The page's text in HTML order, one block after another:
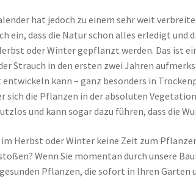
hat jedoch zu einem sehr weit
ein, dass die Natur schon alles erledigt und
oder Winter gepflanzt werden. Das ist
Strauch in den ersten zwei Jahren
kann – ganz besonders in
sich die Pflanzen in der absoluten
und kann sogar dazu führen, dass die
im Herbst oder Winter keine Zeit zum
Wenn Sie momentan durch unsere
Pflanzen, die sofort in Ihren Garten